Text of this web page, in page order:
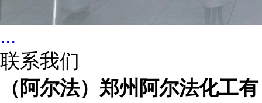
...
联系我们
（阿尔法）郑州阿尔法化工有